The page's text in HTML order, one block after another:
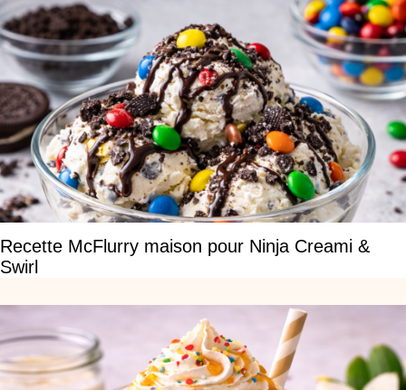
Recette McFlurry maison pour Ninja Creami &
Swirl